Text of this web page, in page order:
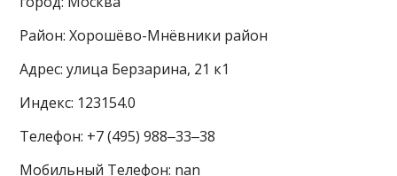
Район: Хорошёво-Мнёвники район
Адрес: улица Берзарина, 21 к1
Индекс: 123154.0
Телефон: +7 (495) 988‒33‒38
Мобильный Телефон: nan